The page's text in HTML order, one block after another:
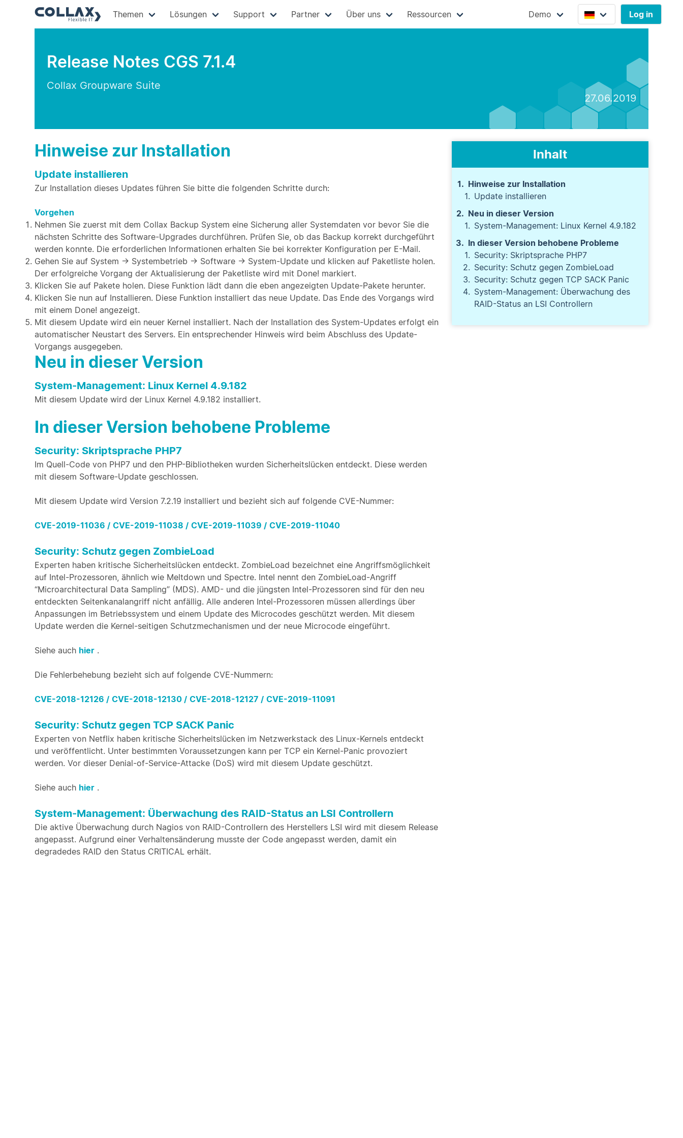
Themen Lösungen Support Partner Über uns Ressourcen Demo Log in
Release Notes CGS 7.1.4
Collax Groupware Suite
27.06.2019
Hinweise zur Installation
Update installieren
Zur Installation dieses Updates führen Sie bitte die folgenden Schritte durch:
Vorgehen
Nehmen Sie zuerst mit dem Collax Backup System eine Sicherung aller Systemdaten vor bevor Sie die
nächsten Schritte des Software-Upgrades durchführen. Prüfen Sie, ob das Backup korrekt durchgeführt
werden konnte. Die erforderlichen Informationen erhalten Sie bei korrekter Konfiguration per E-Mail.
Gehen Sie auf System → Systembetrieb → Software → System-Update und klicken auf Paketliste holen.
Der erfolgreiche Vorgang der Aktualisierung der Paketliste wird mit Done! markiert.
Klicken Sie auf Pakete holen. Diese Funktion lädt dann die eben angezeigten Update-Pakete herunter.
Klicken Sie nun auf Installieren. Diese Funktion installiert das neue Update. Das Ende des Vorgangs wird
mit einem Done! angezeigt.
Mit diesem Update wird ein neuer Kernel installiert. Nach der Installation des System-Updates erfolgt ein
automatischer Neustart des Servers. Ein entsprechender Hinweis wird beim Abschluss des Update-
Vorgangs ausgegeben.
Neu in dieser Version
System-Management: Linux Kernel 4.9.182
Mit diesem Update wird der Linux Kernel 4.9.182 installiert.
In dieser Version behobene Probleme
Security: Skriptsprache PHP7
Im Quell-Code von PHP7 und den PHP-Bibliotheken wurden Sicherheitslücken entdeckt. Diese werden
mit diesem Software-Update geschlossen.
Mit diesem Update wird Version 7.2.19 installiert und bezieht sich auf folgende CVE-Nummer:
CVE-2019-11036 / CVE-2019-11038 / CVE-2019-11039 / CVE-2019-11040
Security: Schutz gegen ZombieLoad
Experten haben kritische Sicherheitslücken entdeckt. ZombieLoad bezeichnet eine Angriffsmöglichkeit
auf Intel-Prozessoren, ähnlich wie Meltdown und Spectre. Intel nennt den ZombieLoad-Angriff
“Microarchitectural Data Sampling” (MDS). AMD- und die jüngsten Intel-Prozessoren sind für den neu
entdeckten Seitenkanalangriff nicht anfällig. Alle anderen Intel-Prozessoren müssen allerdings über
Anpassungen im Betriebssystem und einem Update des Microcodes geschützt werden. Mit diesem
Update werden die Kernel-seitigen Schutzmechanismen und der neue Microcode eingeführt.
Siehe auch hier .
Die Fehlerbehebung bezieht sich auf folgende CVE-Nummern:
CVE-2018-12126 / CVE-2018-12130 / CVE-2018-12127 / CVE-2019-11091
Security: Schutz gegen TCP SACK Panic
Experten von Netflix haben kritische Sicherheitslücken im Netzwerkstack des Linux-Kernels entdeckt
und veröffentlicht. Unter bestimmten Voraussetzungen kann per TCP ein Kernel-Panic provoziert
werden. Vor dieser Denial-of-Service-Attacke (DoS) wird mit diesem Update geschützt.
Siehe auch hier .
System-Management: Überwachung des RAID-Status an LSI Controllern
Die aktive Überwachung durch Nagios von RAID-Controllern des Herstellers LSI wird mit diesem Release
angepasst. Aufgrund einer Verhaltensänderung musste der Code angepasst werden, damit ein
degradedes RAID den Status CRITICAL erhält.
Inhalt
Hinweise zur Installation
Update installieren
Neu in dieser Version
System-Management: Linux Kernel 4.9.182
In dieser Version behobene Probleme
Security: Skriptsprache PHP7
Security: Schutz gegen ZombieLoad
Security: Schutz gegen TCP SACK Panic
System-Management: Überwachung des
RAID-Status an LSI Controllern